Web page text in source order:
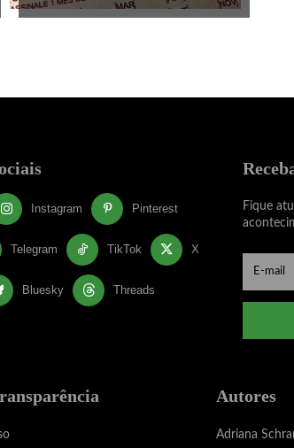
Instagram Pinterest
Telegram TikTok X
Bluesky Threads
Fique
Autores
Adriana